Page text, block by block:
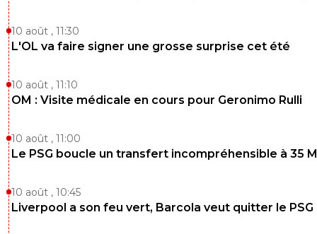
10 août , 11:30
L'OL va faire signer une grosse surprise cet été
10 août , 11:10
OM : Visite médicale en cours pour Geronimo Rulli
10 août , 11:00
Le PSG boucle un transfert incompréhensible à 35
10 août , 10:45
Liverpool a son feu vert, Barcola veut quitter le PSG